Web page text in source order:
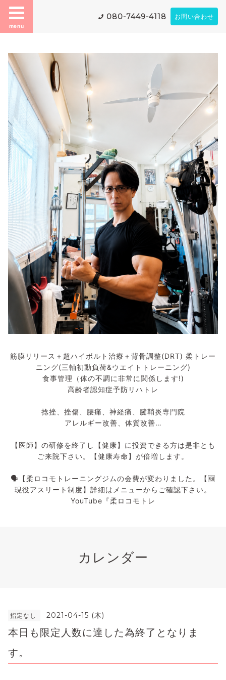
menu
080-7449-4118 お問い合わせ
筋膜リリース＋超ハイボルト治療＋背骨調整(DRT) 柔トレー
ニング(三軸初動負荷&ウエイトトレーニング)
食事管理（体の不調に非常に関係します!)
高齢者認知症予防リハトレ
捻挫、挫傷、腰痛、神経痛、腱鞘炎専門院
アレルギー改善、体質改善…
【医師】の研修を終了し【健康】に投資できる方は是非とも
ご来院下さい。【健康寿命】が倍増します。
🗣️【柔ロコモトレーニングジムの会費が変わりました。【🆕
現役アスリート制度】詳細はメニューからご確認下さい。
YouTube『柔ロコモトレ
カレンダー
指定なし 2021-04-15 (木)
本日も限定人数に達した為終了となりま
す。